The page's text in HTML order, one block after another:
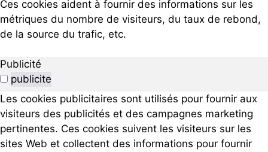
Ces cookies aident à fournir des informations sur les
métriques du nombre de visiteurs, du taux de rebond,
de la source du trafic, etc.
Publicité
publicite
Les cookies publicitaires sont utilisés pour fournir aux
visiteurs des publicités et des campagnes marketing
pertinentes. Ces cookies suivent les visiteurs sur les
sites Web et collectent des informations pour fournir